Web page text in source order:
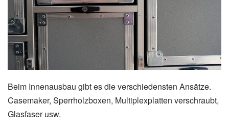
Beim Innenausbau gibt es die verschiedensten Ansätze.
Casemaker, Sperrholzboxen, Multiplexplatten verschraubt,
Glasfaser usw.